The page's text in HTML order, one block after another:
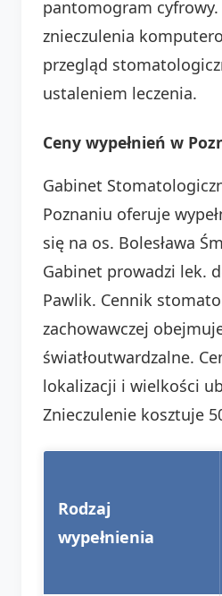
pantomogram
znieczulenia
przegląd
ustaleniem leczenia.
Ceny wypełnień w
Gabinet
Poznaniu oferuje
się na os. Bolesława
Gabinet prowadzi lek.
Pawlik. Cennik
zachowawczej
światłoutwardzalne.
lokalizacji i wielkości
Znieczulenie kosztuje
Rodzaj
wypełnienia